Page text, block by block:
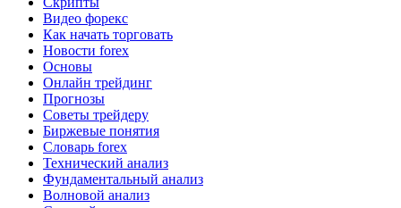
Видео форекс
Как начать торговать
Новости forex
Основы
Онлайн трейдинг
Прогнозы
Советы трейдеру
Биржевые понятия
Словарь forex
Технический анализ
Фундаментальный анализ
Волновой анализ